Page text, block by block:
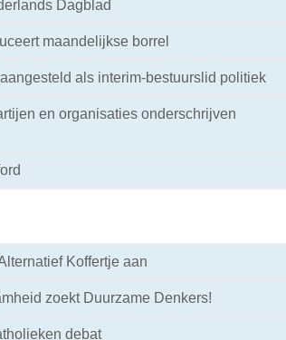
Dagblad
maandelijkse borrel
als interim-bestuurslid politiek
en organisaties onderschrijven
Koffertje aan
zoekt Duurzame Denkers!
debat